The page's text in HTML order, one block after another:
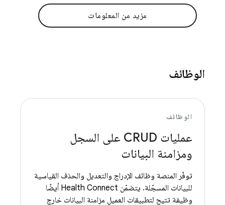
مزيد من المعلومات
الوظائف
الوظائف
عمليات CRUD على السجل
ومزامنة البيانات
توفّر المنصة وظائف الإدراج والتعديل والحذف القياسية
للبيانات المسجّلة. يتضمّن Health Connect أيضًا
وظيفة تتيح لتطبيقات العميل مزامنة البيانات خارج